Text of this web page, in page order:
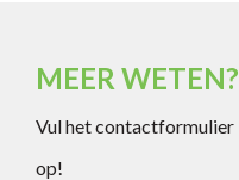
MEER WETEN?
Vul het contactformulier
op!